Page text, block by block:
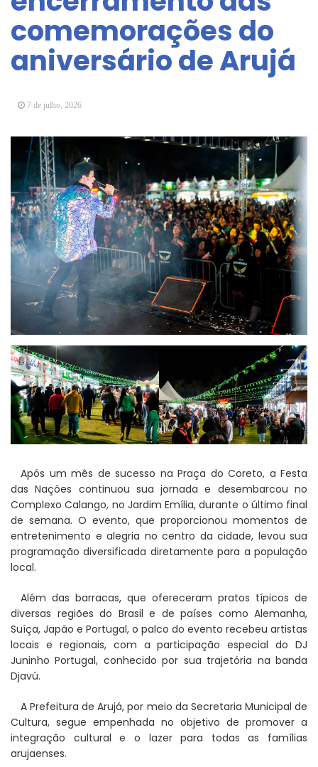
Vereadores Mirins iniciam jornada no Legislativo
com participação em Sessão Simulada
CONDEMAT+ e Sesc Mogi das Cruzes
promovem palestra sobre diversidade e inclusão no
comemorações do
aniversário de Arujá
7 de julho, 2026
Após um mês de sucesso na Praça do Coreto, a Festa
das Nações continuou sua jornada e desembarcou no
Complexo Calango, no Jardim Emília, durante o último final
de semana. O evento, que proporcionou momentos de
entretenimento e alegria no centro da cidade, levou sua
programação diversificada diretamente para a população
local.
Além das barracas, que ofereceram pratos típicos de
diversas regiões do Brasil e de países como Alemanha,
Suíça, Japão e Portugal, o palco do evento recebeu artistas
locais e regionais, com a participação especial do DJ
Juninho Portugal, conhecido por sua trajetória na banda
Djavú.
A Prefeitura de Arujá, por meio da Secretaria Municipal de
Cultura, segue empenhada no objetivo de promover a
integração cultural e o lazer para todas as famílias
arujaenses.